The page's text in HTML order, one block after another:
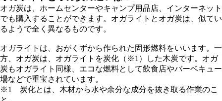
オガ炭は、ホームセンターやキャンプ用品店、インターネット
でも購入することができます。オガライトとオガ炭は、似てい
るようで全く異なるものです。
オガライトは、おがくずから作られた固形燃料をいいます。一
方、オガ炭は、オガライトを炭化（※1）した木炭です。オガ
炭もオガライト同様、エコな燃料として飲食店やバーベキュー
場などで重宝されています。
※1 炭化とは、木材から水や余分な成分を抜き取る作業のこ